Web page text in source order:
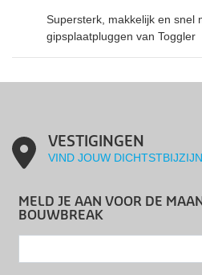
Supersterk, makkelijk en snel
gipsplaatpluggen van Toggler
VESTIGINGEN
VIND JOUW
MELD JE AAN VOOR DE
BOUWBREAK